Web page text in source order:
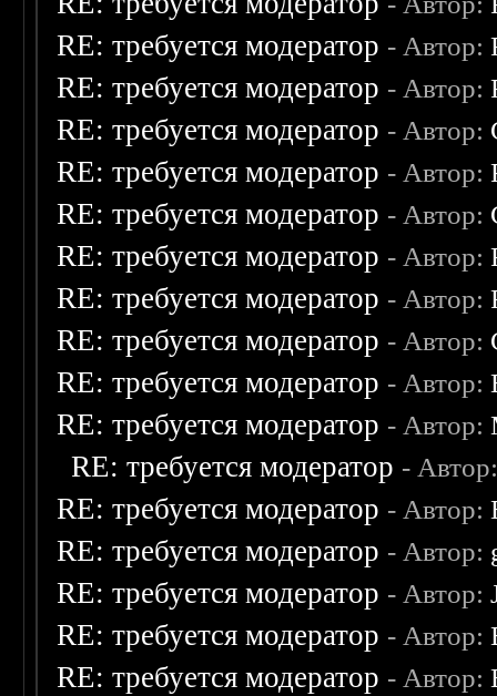
RE: требуется модератор - Автор:
RE: требуется модератор - Автор:
RE: требуется модератор - Автор:
RE: требуется модератор - Автор:
RE: требуется модератор - Автор:
RE: требуется модератор - Автор:
RE: требуется модератор - Автор:
RE: требуется модератор - Автор:
RE: требуется модератор - Автор:
RE: требуется модератор - Автор:
RE: требуется модератор -
RE: требуется модератор - Автор:
RE: требуется модератор - Автор:
RE: требуется модератор - Автор:
RE: требуется модератор - Автор:
RE: требуется модератор - Автор: